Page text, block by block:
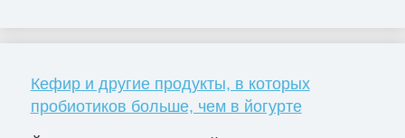
Кефир и другие продукты, в которых
пробиотиков больше, чем в йогурте